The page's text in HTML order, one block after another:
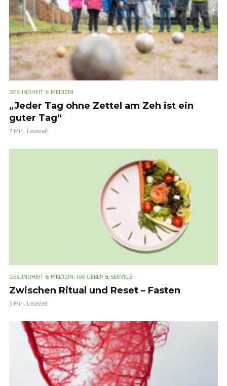
GESUNDHEIT & MEDIZIN
„Jeder Tag ohne Zettel am Zeh ist ein
guter Tag“
7 Min. Lesezeit
GESUNDHEIT & MEDIZIN, RATGEBER & SERVICE
Zwischen Ritual und Reset – Fasten
3 Min. Lesezeit